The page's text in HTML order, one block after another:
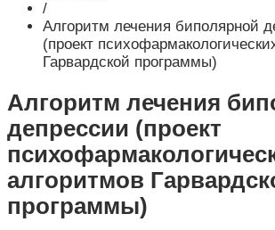
/
Алгоритм лечения биполярной
(проект
Гарвардской программы)
Алгоритм лечения
депрессии (проект
алгоритмов
программы)